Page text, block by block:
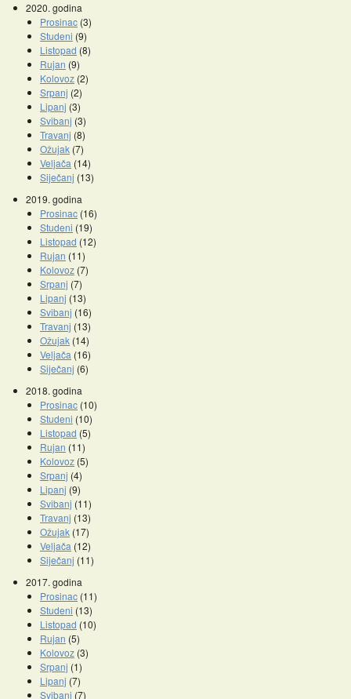
2020. godina
Prosinac (3)
Studeni (9)
Listopad (8)
Rujan (9)
Kolovoz (2)
Srpanj (2)
Lipanj (3)
Svibanj (3)
Travanj (8)
Ožujak (7)
Veljača (14)
Siječanj (13)
2019. godina
Prosinac (16)
Studeni (19)
Listopad (12)
Rujan (11)
Kolovoz (7)
Srpanj (7)
Lipanj (13)
Svibanj (16)
Travanj (13)
Ožujak (14)
Veljača (16)
Siječanj (6)
2018. godina
Prosinac (10)
Studeni (10)
Listopad (5)
Rujan (11)
Kolovoz (5)
Srpanj (4)
Lipanj (9)
Svibanj (11)
Travanj (13)
Ožujak (17)
Veljača (12)
Siječanj (11)
2017. godina
Prosinac (11)
Studeni (13)
Listopad (10)
Rujan (5)
Kolovoz (3)
Srpanj (1)
Lipanj (7)
Svibanj (7)